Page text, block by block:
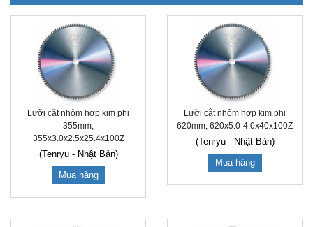
Lưỡi cắt nhôm hợp kim phi
355mm;
355x3.0x2.5x25.4x100Z
(Tenryu - Nhật Bản)
Mua hàng
Lưỡi cắt nhôm hợp kim phi
620mm; 620x5.0-4.0x40x100Z
(Tenryu - Nhật Bản)
Mua hàng